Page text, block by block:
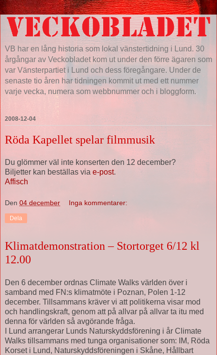
VB har en lång historia som lokal vänstertidning i Lund. 30
årgångar av Veckobladet kom ut under den förre ägaren som
var Vänsterpartiet i Lund och dess föregångare. Under de
senaste tio åren har tidningen kommit ut med ett nummer
varje vecka, numera som webbnummer och i bloggform.
2008-12-04
Röda Kapellet spelar filmmusik
Du glömmer väl inte konserten den 12 december?
Biljetter kan beställas via e-post.
Affisch
Den 04 december Inga kommentarer:
Dela
Klimatdemonstration – Stortorget 6/12 kl
12.00
Den 6 december ordnas Climate Walks världen över i
samband med FN:s klimatmöte i Poznan, Polen 1-12
december. Tillsammans kräver vi att politikerna visar mod
och handlingskraft, genom att på allvar på allvar ta itu med
denna för världen så avgörande fråga.
I Lund arrangerar Lunds Naturskyddsförening i år Climate
Walks tillsammans med tunga organisationer som: IM, Röda
Korset i Lund, Naturskyddsföreningen i Skåne, Hållbart